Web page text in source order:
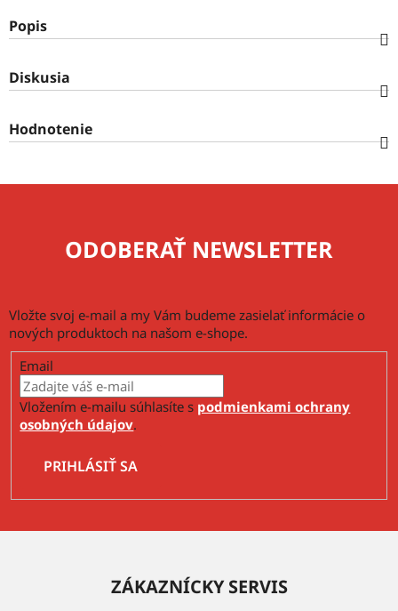
Popis
Diskusia
Hodnotenie
ODOBERAŤ NEWSLETTER
Vložte svoj e-mail a my Vám budeme zasielať informácie o
nových produktoch na našom e-shope.
Email
Vložením e-mailu súhlasíte s podmienkami ochrany
osobných údajov.
PRIHLÁSIŤ SA
ZÁKAZNÍCKY SERVIS